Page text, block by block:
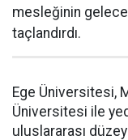
mesleğinin
taçlandırdı.
Ege Üniversitesi,
Üniversitesi ile
uluslararası